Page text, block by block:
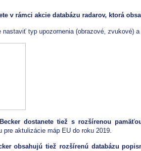
v rámci akcie databázu radarov, ktorá
typ upozornenia (obrazové, zvukové)
dostanete tiež s rozšírenou
pre aktulizácie máp EU do roku 2019.
obsahujú tiež rozšírenú databázu